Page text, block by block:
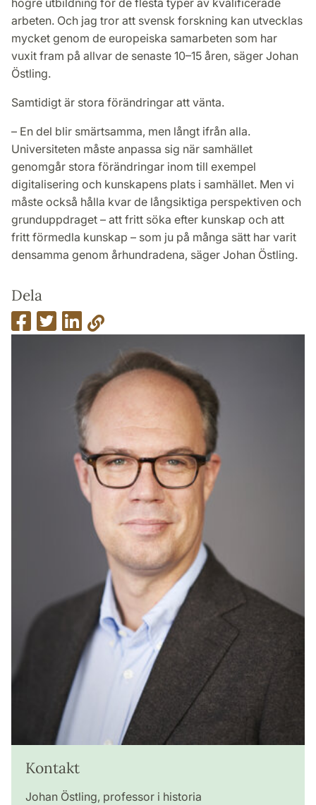
arbeten. Och jag tror att svensk forskning kan utvecklas
mycket genom de europeiska samarbeten som har
vuxit fram på allvar de senaste 10–15 åren, säger Johan
Östling.
Samtidigt är stora förändringar att vänta.
– En del blir smärtsamma, men långt ifrån alla.
Universiteten måste anpassa sig när samhället
genomgår stora förändringar inom till exempel
digitalisering och kunskapens plats i samhället. Men vi
måste också hålla kvar de långsiktiga perspektiven och
grunduppdraget – att fritt söka efter kunskap och att
fritt förmedla kunskap – som ju på många sätt har varit
densamma genom århundradena, säger Johan Östling.
Dela
Kontakt
Johan Östling, professor i historia